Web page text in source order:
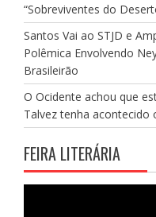
“Sobreviventes do
Santos Vai ao STJD e
Polêmica Envolvendo
Brasileirão
O Ocidente achou que
Talvez tenha acontecido
FEIRA LITERÁRIA